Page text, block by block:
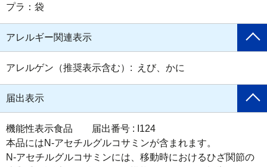
プラ：袋
アレルギー関連表示
アレルゲン（推奨表示含む）:  えび、かに
届出表示
機能性表示食品　　届出番号 : I124
本品にはN-アセチルグルコサミンが含まれます。
N-アセチルグルコサミンには、移動時におけるひざ関節の